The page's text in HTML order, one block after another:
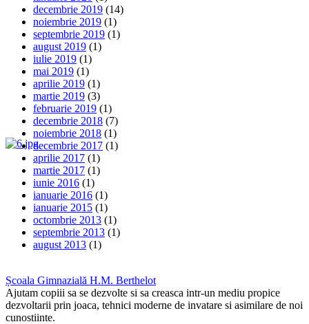
decembrie 2019 (14)
noiembrie 2019 (1)
septembrie 2019 (1)
august 2019 (1)
iulie 2019 (1)
mai 2019 (1)
aprilie 2019 (1)
martie 2019 (3)
februarie 2019 (1)
decembrie 2018 (7)
noiembrie 2018 (1)
decembrie 2017 (1)
aprilie 2017 (1)
martie 2017 (1)
iunie 2016 (1)
ianuarie 2016 (1)
ianuarie 2015 (1)
octombrie 2013 (1)
septembrie 2013 (1)
august 2013 (1)
Școala Gimnazială H.M. Berthelot
Ajutam copiii sa se dezvolte si sa creasca intr-un mediu propice
dezvoltarii prin joaca, tehnici moderne de invatare si asimilare de noi
cunostiinte.